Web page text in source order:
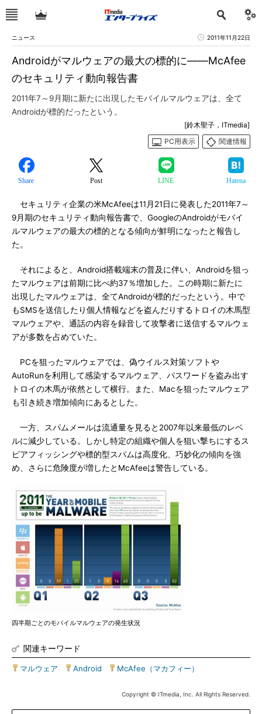
ニュース 2011年11月22日
Androidがマルウェアの最大の標的に――McAfee
のセキュリティ動向報告書
2011年7～9月期に新たに出現したモバイルマルウェアは、全て
Androidが標的だったという。
[鈴木聖子，ITmedia]
PC用表示
関連情報
Share Post LINE Hatena
セキュリティ企業の米McAfeeは11月21日に発表した2011年7～
9月期のセキュリティ動向報告書で、GoogleのAndroidがモバイ
ルマルウェアの最大の標的となる傾向が鮮明になったと報告し
た。
それによると、Android搭載端末の普及に伴い、Androidを狙っ
たマルウェアは前期に比べ約37％増加した。この時期に新たに
出現したマルウェアは、全てAndroidが標的だったという。中で
もSMSを送信したり個人情報などを盗んだりするトロイの木馬型
マルウェアや、通話の内容を録音して攻撃者に送信するマルウェ
アが多数を占めていた。
PCを狙ったマルウェアでは、偽ウイルス対策ソフトや
AutoRunを利用して感染するマルウェア、パスワードを盗み出す
トロイの木馬が依然として横行。また、Macを狙ったマルウェア
も引き続き増加傾向にあるとした。
一方、スパムメールは流通量を見ると2007年以来最低のレベ
ルに減少している。しかし特定の組織や個人を狙い撃ちにするス
ピアフィッシングや標的型スパムは高度化、巧妙化の傾向を強
め、さらに危険度が増したとMcAfeeは警告している。
四半期ごとのモバイルマルウェアの発生状況
関連キーワード
マルウェア Android McAfee（マカフィー）
Copyright © ITmedia, Inc. All Rights Reserved.